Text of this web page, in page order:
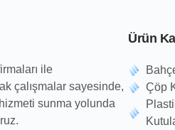
ile
çalışmalar sayesinde,
sunma yolunda
Ürün
Çöp